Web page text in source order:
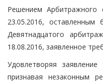
Решением Арбитражного
23.05.2016, оставленным
Девятнадцатого
18.08.2016, заявленное
Удовлетворяя
признавая незаконным